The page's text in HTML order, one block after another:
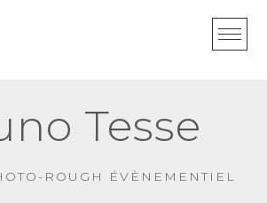
Tesse
ROUGH ÉVÈNEMENTIEL